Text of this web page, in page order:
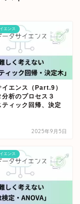
エンス
イエンス（Part.9）
分析のプロセス３
ティック回帰、決定
2025年9月5日
エンス